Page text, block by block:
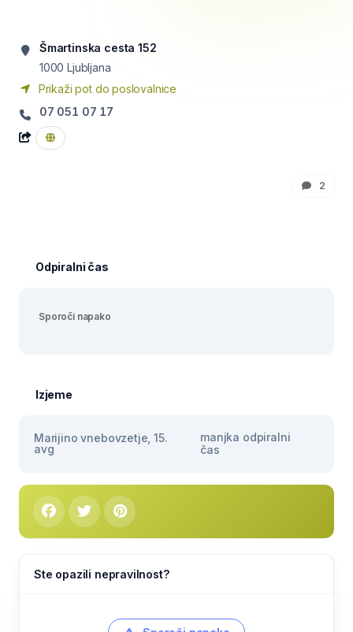
Šmartinska cesta 152
1000 Ljubljana
Prikaži pot do poslovalnice
07 051 07 17
2
Odpiralni čas
Sporoči napako
Izjeme
Marijino vnebovzetje, 15.
avg
manjka odpiralni
čas
Ste opazili nepravilnost?